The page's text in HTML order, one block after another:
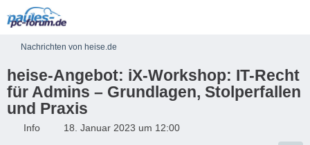
Nachrichten von heise.de
heise-Angebot: iX-Workshop: IT-Recht
für Admins – Grundlagen, Stolperfallen
und Praxis
Info 18. Januar 2023 um 12:00